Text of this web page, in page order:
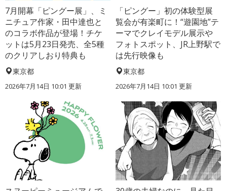
7月開幕「ピングー展」、ミ
ニチュア作家・田中達也と
のコラボ作品が登場！チケ
ットは5月23日発売、全5種
のクリアしおり特典も
東京都
2026年7月14日 10:01 更新
「ピングー」初の体験型展
覧会が有楽町に！“遊園地”テ
ーマでクレイモデル展示や
フォトスポット、JR上野駅で
は先行映像も
東京都
2026年7月14日 10:01 更新